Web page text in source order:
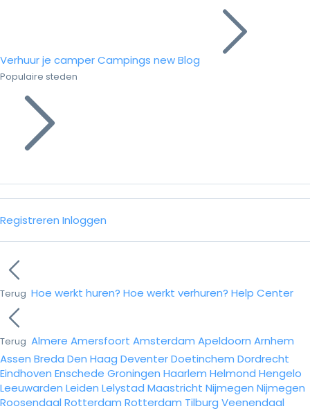
Verhuur je camperCampings newBlog
Populaire steden
Registreren Inloggen
Terug Hoe werkt huren? Hoe werkt verhuren? Help Center
Terug Almere Amersfoort Amsterdam Apeldoorn Arnhem
Assen Breda Den Haag DeventerDoetinchem Dordrecht
Eindhoven Enschede Groningen Haarlem Helmond Hengelo
Leeuwarden Leiden Lelystad Maastricht Nijmegen Nijmegen
Roosendaal Rotterdam Rotterdam Tilburg Veenendaal